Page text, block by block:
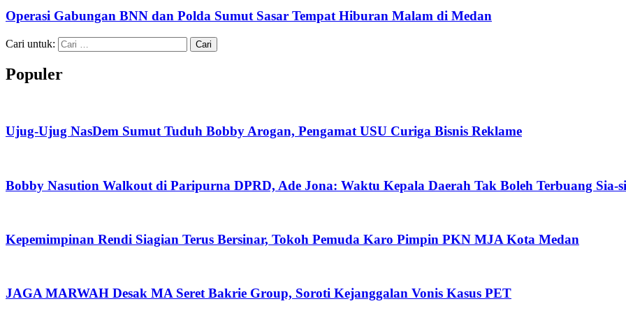
Operasi Gabungan BNN dan Polda Sumut Sasar Tempat Hiburan Malam di Medan
Cari untuk:
Populer
Ujug-Ujug NasDem Sumut Tuduh Bobby Arogan, Pengamat USU Curiga Bisnis Reklame
Bobby Nasution Walkout di Paripurna DPRD, Ade Jona: Waktu Kepala Daerah Tak Boleh Terbuang Sia-
Kepemimpinan Rendi Siagian Terus Bersinar, Tokoh Pemuda Karo Pimpin PKN MJA Kota Medan
JAGA MARWAH Desak MA Seret Bakrie Group, Soroti Kejanggalan Vonis Kasus PET